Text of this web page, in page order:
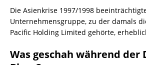
Die Asienkrise 1997/1998
Unternehmensgruppe, zu der damals
Pacific Holding Limited gehörte,
Was geschah während der